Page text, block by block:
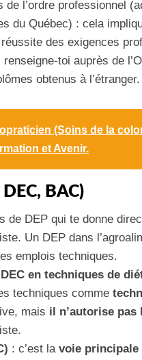
de l’ordre professionnel
du Québec) : cela
des exigences
auprès de
obtenus à l’étranger.
(Soins de la
et Avenir.
BAC)
de DEP qui te donne
Un DEP dans
emplois techniques.
DEC en techniques de
techniques comme
mais il n’autorise pas
: c’est la voie principale